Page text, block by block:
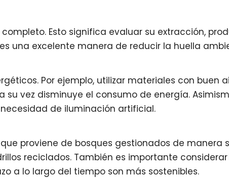
Esto significa evaluar su extracción,
una excelente manera de reducir la huella
Por ejemplo, utilizar materiales con buen
vez disminuye el consumo de energía.
de iluminación artificial.
proviene de bosques gestionados de manera
reciclados. También es importante
a lo largo del tiempo son más sostenibles.